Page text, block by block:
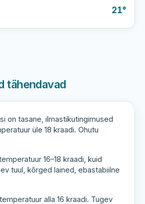
21°
tähendavad
on tasane, ilmastikutingimused
üle 18 kraadi. Ohutu
16–18 kraadi, kuid
tuul, kõrged lained, ebastabiilne
alla 16 kraadi. Tugev